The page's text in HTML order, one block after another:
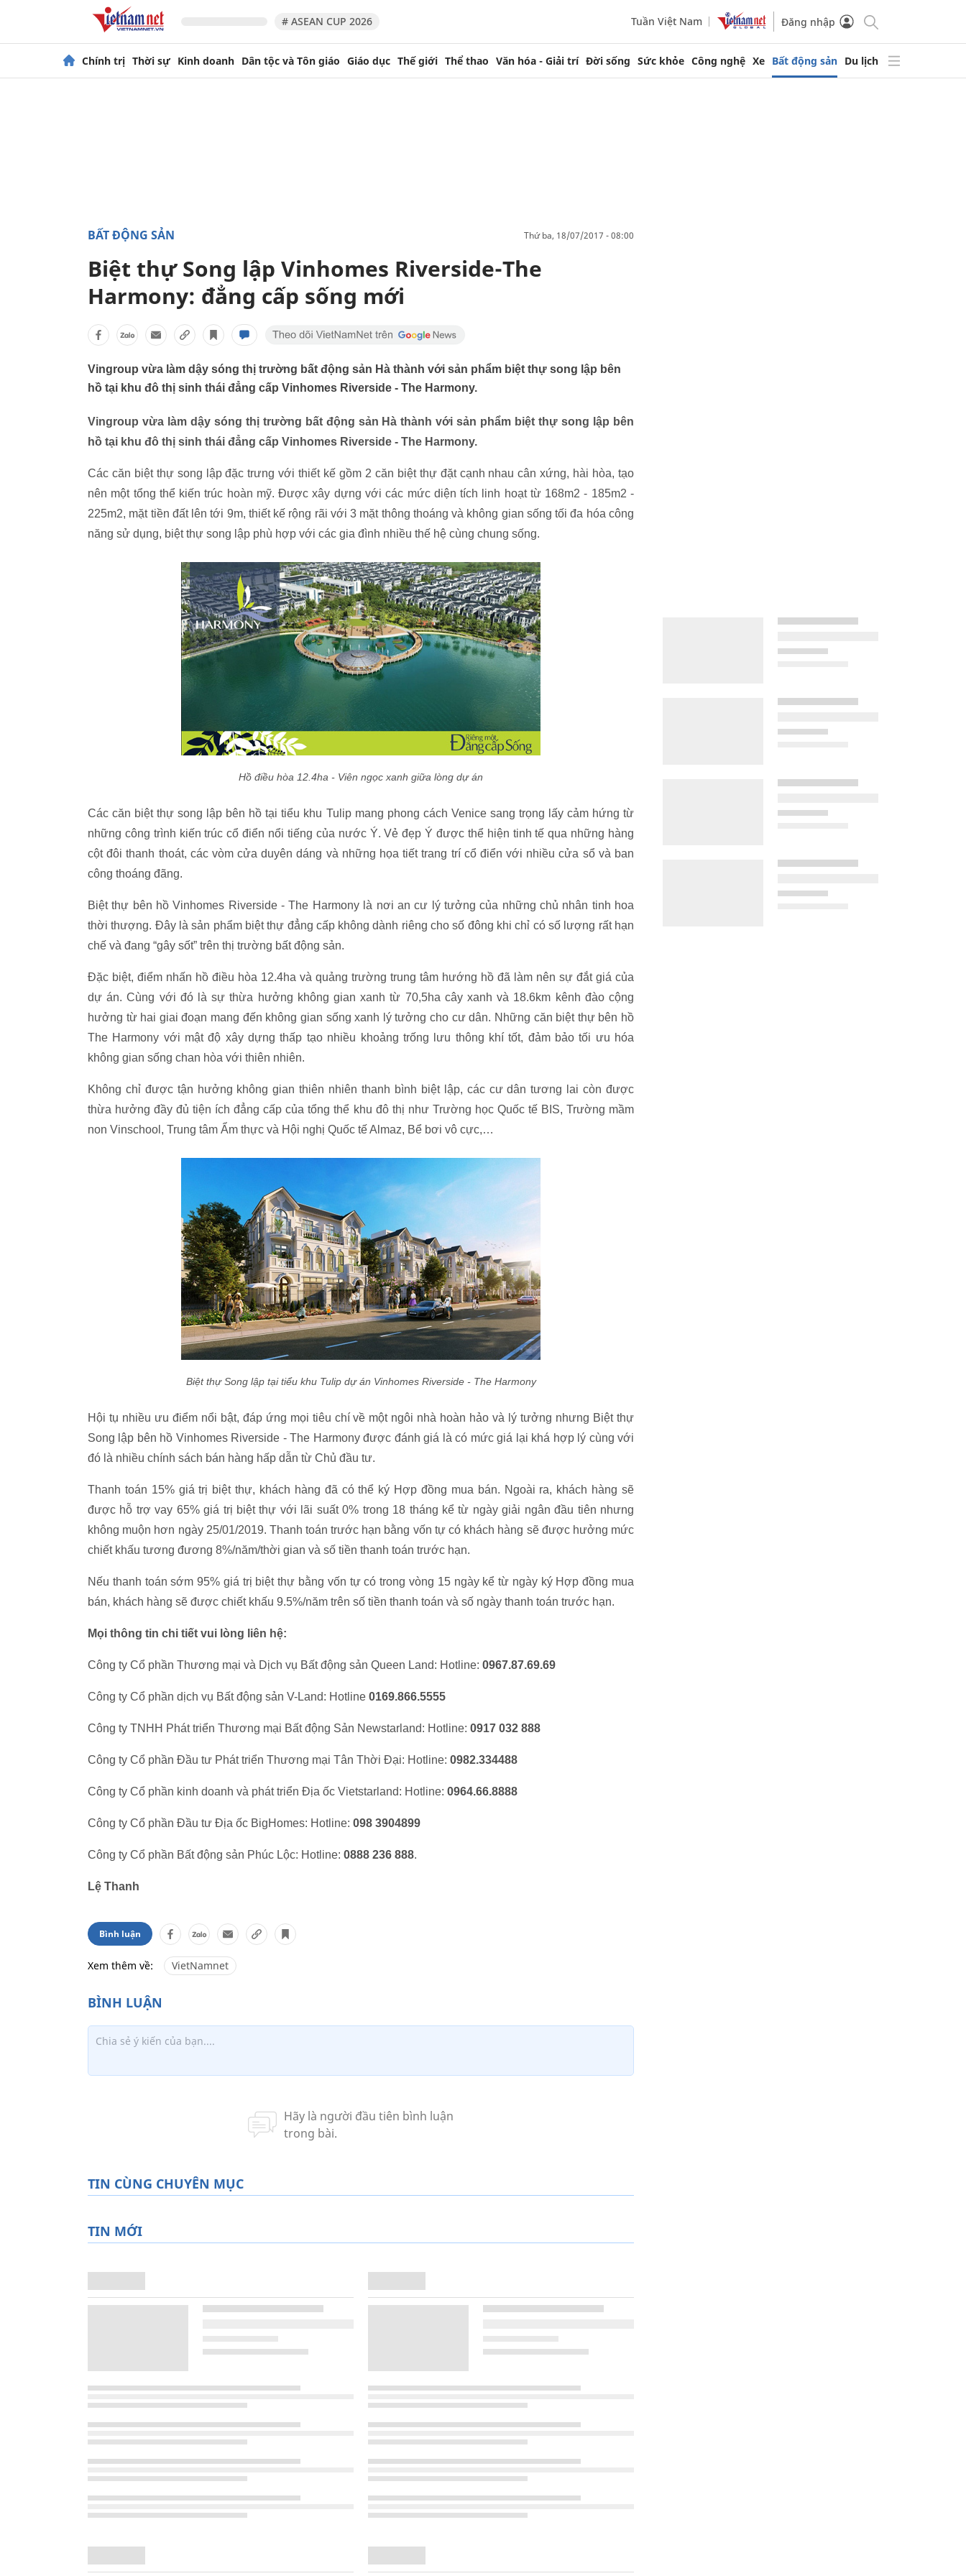
# ASEAN CUP 2026 Tuần Việt Nam Đăng nhập
Chính trị Thời sự Kinh doanh Dân tộc và Tôn giáo Giáo dục Thế giới Thể thao Văn hóa - Giải trí Đời sống Sức khỏe Công nghệ Xe Bất động sản Du lịch
BẤT ĐỘNG SẢN thứ ba, 18/07/2017 - 08:00
Biệt thự Song lập Vinhomes Riverside-The
Harmony: đẳng cấp sống mới
Vingroup vừa làm dậy sóng thị trường bất động sản Hà thành với sản phẩm biệt thự song lập bên
hồ tại khu đô thị sinh thái đẳng cấp Vinhomes Riverside - The Harmony.
Vingroup vừa làm dậy sóng thị trường bất động sản Hà thành với sản phẩm biệt thự song lập bên
hồ tại khu đô thị sinh thái đẳng cấp Vinhomes Riverside - The Harmony.
Các căn biệt thự song lập đặc trưng với thiết kế gồm 2 căn biệt thự đặt cạnh nhau cân xứng, hài hòa, tạo
nên một tổng thể kiến trúc hoàn mỹ. Được xây dựng với các mức diện tích linh hoạt từ 168m2 - 185m2 -
225m2, mặt tiền đất lên tới 9m, thiết kế rộng rãi với 3 mặt thông thoáng và không gian sống tối đa hóa công
năng sử dụng, biệt thự song lập phù hợp với các gia đình nhiều thế hệ cùng chung sống.
Hồ điều hòa 12.4ha - Viên ngọc xanh giữa lòng dự án
Các căn biệt thự song lập bên hồ tại tiểu khu Tulip mang phong cách Venice sang trọng lấy cảm hứng từ
những công trình kiến trúc cổ điển nổi tiếng của nước Ý. Vẻ đẹp Ý được thể hiện tinh tế qua những hàng
cột đôi thanh thoát, các vòm cửa duyên dáng và những họa tiết trang trí cổ điển với nhiều cửa sổ và ban
công thoáng đãng.
Biệt thự bên hồ Vinhomes Riverside - The Harmony là nơi an cư lý tưởng của những chủ nhân tinh hoa
thời thượng. Đây là sản phẩm biệt thự đẳng cấp không dành riêng cho số đông khi chỉ có số lượng rất hạn
chế và đang “gây sốt” trên thị trường bất động sản.
Đặc biệt, điểm nhấn hồ điều hòa 12.4ha và quảng trường trung tâm hướng hồ đã làm nên sự đắt giá của
dự án. Cùng với đó là sự thừa hưởng không gian xanh từ 70,5ha cây xanh và 18.6km kênh đào cộng
hưởng từ hai giai đoạn mang đến không gian sống xanh lý tưởng cho cư dân. Những căn biệt thự bên hồ
The Harmony với mật độ xây dựng thấp tạo nhiều khoảng trống lưu thông khí tốt, đảm bảo tối ưu hóa
không gian sống chan hòa với thiên nhiên.
Không chỉ được tận hưởng không gian thiên nhiên thanh bình biệt lập, các cư dân tương lai còn được
thừa hưởng đầy đủ tiện ích đẳng cấp của tổng thể khu đô thị như Trường học Quốc tế BIS, Trường mầm
non Vinschool, Trung tâm Ẩm thực và Hội nghị Quốc tế Almaz, Bể bơi vô cực,…
Biệt thự Song lập tại tiểu khu Tulip dự án Vinhomes Riverside - The Harmony
Hội tụ nhiều ưu điểm nổi bật, đáp ứng mọi tiêu chí về một ngôi nhà hoàn hảo và lý tưởng nhưng Biệt thự
Song lập bên hồ Vinhomes Riverside - The Harmony được đánh giá là có mức giá lại khá hợp lý cùng với
đó là nhiều chính sách bán hàng hấp dẫn từ Chủ đầu tư.
Thanh toán 15% giá trị biệt thự, khách hàng đã có thể ký Hợp đồng mua bán. Ngoài ra, khách hàng sẽ
được hỗ trợ vay 65% giá trị biệt thự với lãi suất 0% trong 18 tháng kể từ ngày giải ngân đầu tiên nhưng
không muộn hơn ngày 25/01/2019. Thanh toán trước hạn bằng vốn tự có khách hàng sẽ được hưởng mức
chiết khấu tương đương 8%/năm/thời gian và số tiền thanh toán trước hạn.
Nếu thanh toán sớm 95% giá trị biệt thự bằng vốn tự có trong vòng 15 ngày kể từ ngày ký Hợp đồng mua
bán, khách hàng sẽ được chiết khấu 9.5%/năm trên số tiền thanh toán và số ngày thanh toán trước hạn.
Mọi thông tin chi tiết vui lòng liên hệ:
Công ty Cổ phần Thương mại và Dịch vụ Bất động sản Queen Land: Hotline: 0967.87.69.69
Công ty Cổ phần dịch vụ Bất động sản V-Land: Hotline 0169.866.5555
Công ty TNHH Phát triển Thương mại Bất động Sản Newstarland: Hotline: ‎ 0917 032 888
Công ty Cổ phần Đầu tư Phát triển Thương mại Tân Thời Đại: Hotline: 0982.334488
Công ty Cổ phần kinh doanh và phát triển Địa ốc Vietstarland: Hotline: 0964.66.8888
Công ty Cổ phần Đầu tư Địa ốc BigHomes: Hotline: ‎098 3904899
Công ty Cổ phần Bất động sản Phúc Lộc: Hotline: ‎ 0888 236 888.
Lệ Thanh
Bình luận
Xem thêm về: VietNamnet
TIN CÙNG CHUYÊN MỤC
TIN MỚI